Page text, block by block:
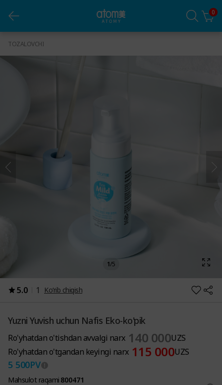
0
TOZALOVCHI
Yuzni Yuvish uchun Nafis Eko-ko'pik
1/5
5.0 1 Ko‘rib chiqish
Yuzni Yuvish uchun Nafis Eko-ko'pik
Ro'yhatdan o'tishdan avvalgi narx 140 000UZS
Ro'yhatdan o'tgandan keyingi narx 115 000UZS
5 500PV
Mahsulot raqami 800471